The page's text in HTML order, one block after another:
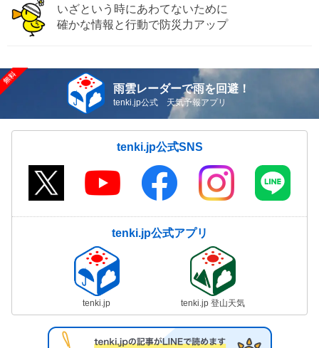
いざという時にあわてないために
確かな情報と行動で防災力アップ
雨雲レーダーで雨を回避！
tenki.jp公式 天気予報アプリ
tenki.jp公式SNS
tenki.jp公式アプリ
tenki.jp tenki.jp 登山天気